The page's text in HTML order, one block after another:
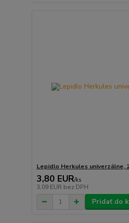
Lepidlo Herkules univerzálne,
3,80 EUR/ks
3,09 EUR bez DPH
Pridať do